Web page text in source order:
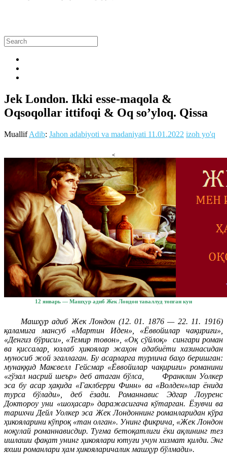
Jek London. Ikki esse-maqola &
Oqsoqollar ittifoqi & Oq so’yloq. Qissa
MuallifAdib: Jahon adabiyoti va madaniyati 11.01.2022 izoh yo'q
<
12 январь — Машҳур адиб Жек Лондон таваллуд топган кун
Машҳур адиб Жек Лондон (12. 01. 1876 — 22. 11. 1916)
қаламига мансуб «Мартин Иден», «Ёввойилар чақириғи»,
«Денгиз бўриси», «Темир товон», «Оқ сўйлоқ» сингари роман
ва қиссалар, юзлаб ҳикоялар жаҳон адабиёти хазинасидан
муносиб жой эгаллаган. Бу асарларга турлича баҳо беришган:
мунаққид Максвелл Гейсмар «Ёввойилар чақириғи» романини
«гўзал насрий шеър» деб атаган бўлса,
Франклин Уолкер
эса бу асар ҳақида «Гаклберри Финн» ва «Волден»лар ёнида
турса бўлади», деб ёзади. Романнавис Эдгар Лоуренс
Доктороу уни «шоҳасар» даражасигача кўтарган. Ёзувчи ва
тарихчи Дейл Уолкер эса Жек Лондоннинг романларидан кўра
ҳикояларини кўпроқ «тан олган». Унинг фикрича, «Жек Лондон
ноқулай романнависдир. Туғма бетоқатлиги ёки ақлининг тез
ишлаши фақат унинг ҳикоялари ютуғи учун хизмат қилди. Энг
яхши романлари ҳам ҳикояларичалик машҳур бўлмади».